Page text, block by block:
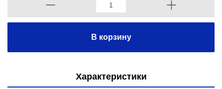
В корзину
Характеристики